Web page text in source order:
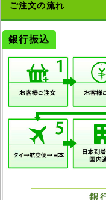
ご注文の流れ
銀行振込